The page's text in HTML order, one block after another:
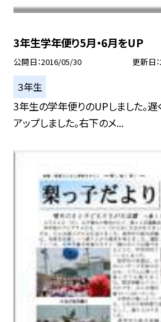
3年生学年便り5月・6月をUP
公開日 2016/05/30 更新日
３年生
3年生の学年便りのUPしました。
アップしました。右下のメ...